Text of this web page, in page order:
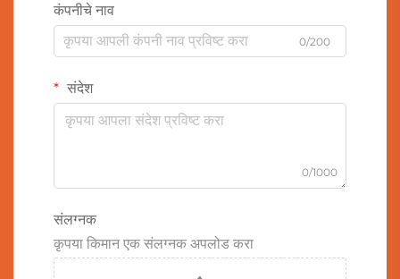
कंपनीचे नाव
0/200
संदेश
0/1000
संलग्नक
कृपया किमान एक संलग्नक अपलोड करा